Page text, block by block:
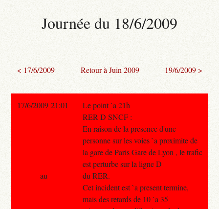
Journée du 18/6/2009
< 17/6/2009 Retour à Juin 2009 19/6/2009 >
17/6/2009 21:01
Le point `a 21h
RER D SNCF :
En raison de la presence d'une
personne sur les voies `a proximite de
la gare de Paris Gare de Lyon , le trafic
est perturbe sur la ligne D
du RER.
Cet incident est `a present termine,
mais des retards de 10 `a 35
au